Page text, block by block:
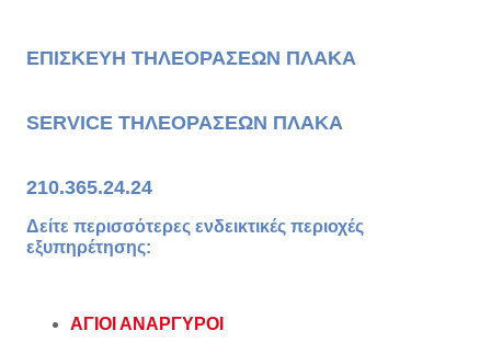
ΕΠΙΣΚΕΥΗ ΤΗΛΕΟΡΑΣΕΩΝ ΠΛΑΚΑ
SERVICE ΤΗΛΕΟΡΑΣΕΩΝ ΠΛΑΚΑ
210.365.24.24
Δείτε περισσότερες ενδεικτικές περιοχές
εξυπηρέτησης:
ΑΓΙΟΙ ΑΝΑΡΓΥΡΟΙ